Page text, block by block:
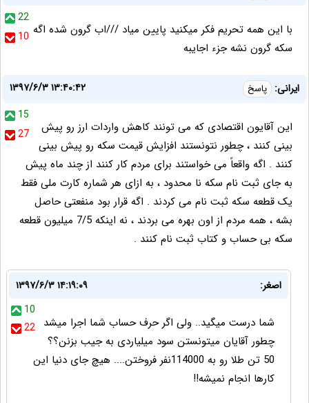
22
10 با این همه تحریم فکر میکنید پایین میاد ///اب گرون شده اگه
سکه گرون نشه جزء اجایبه
ایرانی: پاسخ
۱۳۹۷/۶/۳ ۱۳:۴۰:۴۲
15
27
این آقایون اقتصادی که می تونند کاهش واردات ارز رو پیش
بینی کنند ، چطور نتونستند افزایش قیمت سکه رو پیش بینی
کنند . اگه واقعاً می خواستند برای مردم کار کنند از چند ماه پیش
به جای ثبت نام سکه نا محدود ، به ازای هر شماره کارت ملی فقط
یک قطعه سکه ثبت نام می کردند . اگه قرار بود منفعتی حاصل
بشه ، همه مردم از اون بهره می بردند ، نه اینکه 7/5 میلیون قطعه
سکه بی حساب و کتاب ثبت نام کنند .
اصغر:
۱۳۹۷/۶/۳ ۱۴:۱۹:۰۹
10
22 شما درست میگید.. ولی اگر حرف حساب شما اجرا میشد
چطور آقایان میتونستن سود میلیاردی به جیب بزنن؟؟
50 تن طلا رو به 114000نفر فروختن.... هیچ جای دنیا این
کارها انجام نمیشه!!